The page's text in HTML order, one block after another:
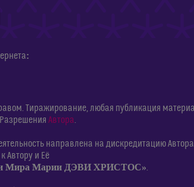
:
Тиражирование, любая публикация
Автора.
направлена на дискредитацию
Автору и Её
Мира Марии ДЭВИ ХРИСТОС».